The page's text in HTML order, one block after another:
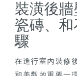
裝潢後牆
瓷磚、
驟
在進行室內裝修